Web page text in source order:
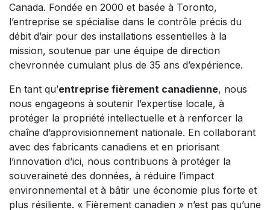
Canada. Fondée en 2000 et basée à Toronto,
l’entreprise se spécialise dans le contrôle précis du
débit d’air pour des installations essentielles à la
mission, soutenue par une équipe de direction
chevronnée cumulant plus de 35 ans d’expérience.
En tant qu’entreprise fièrement canadienne, nous
nous engageons à soutenir l’expertise locale, à
protéger la propriété intellectuelle et à renforcer la
chaîne d’approvisionnement nationale. En collaborant
avec des fabricants canadiens et en priorisant
l’innovation d’ici, nous contribuons à protéger la
souveraineté des données, à réduire l’impact
environnemental et à bâtir une économie plus forte et
plus résiliente. « Fièrement canadien » n’est pas qu’une